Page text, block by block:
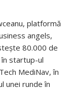
platformă
angels,
80.000 de
startup-ul
MediNav, în
unei runde în